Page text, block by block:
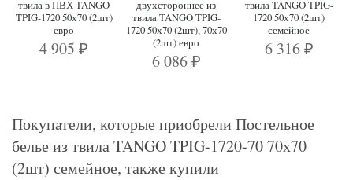
твила в ПВХ TANGO
TPIG-1720 50х70 (2шт)
евро
4 905₽
двухстороннее из
твила TANGO TPIG-
1720 50х70 (2шт), 70х70
(2шт) евро
6 086 ₽
твила TANGO TPIG-
1720 50х70 (2шт)
семейное
6 316 ₽
Покупатели, которые приобрели Постельное
белье из твила TANGO TPIG-1720-70 70х70
(2шт) семейное, также купили